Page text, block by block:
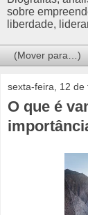
sobre
liberdade,
sexta-feira, 12 de
O que é